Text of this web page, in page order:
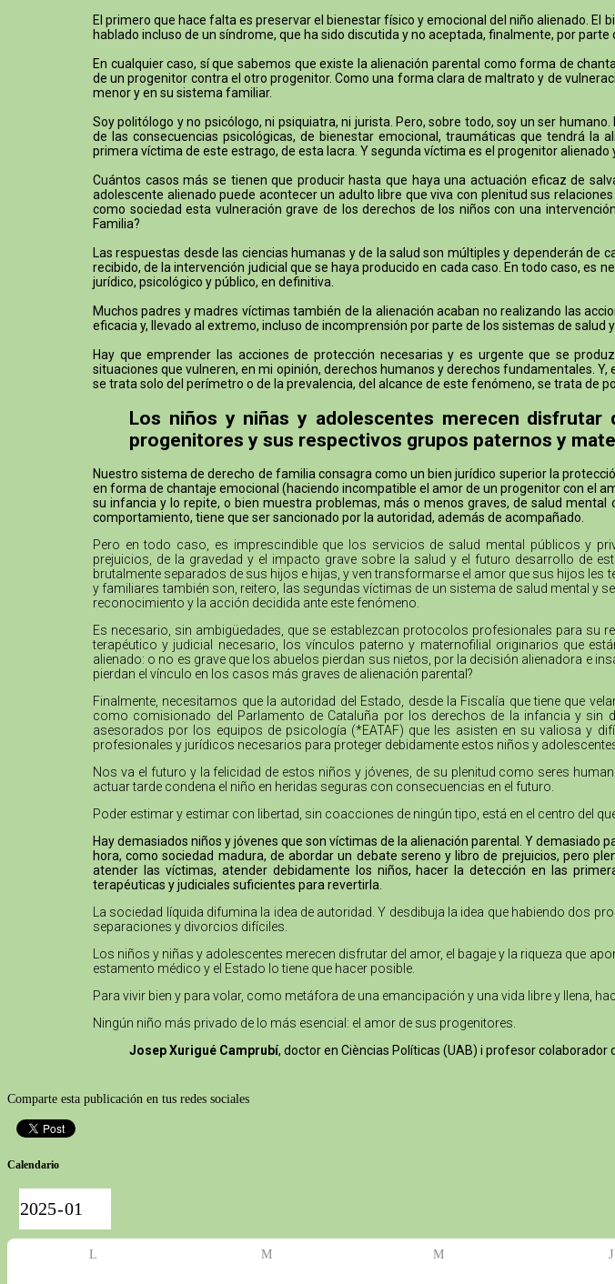
El primero que hace falta es preservar el bienestar físico y emocional del niño alienado.
hablado incluso de un síndrome, que ha sido discutida y no aceptada, finalmente, por
En cualquier caso, sí que sabemos que existe la alienación parental como forma de
de un progenitor contra el otro progenitor. Como una forma clara de maltrato y de
menor y en su sistema familiar.
Soy politólogo y no psicólogo, ni psiquiatra, ni jurista. Pero, sobre todo, soy un ser
de las consecuencias psicológicas, de bienestar emocional, traumáticas que tendrá
primera víctima de este estrago, de esta lacra. Y segunda víctima es el progenitor alienado
Cuántos casos más se tienen que producir hasta que haya una actuación eficaz de
adolescente alienado puede acontecer un adulto libre que viva con plenitud sus
como sociedad esta vulneración grave de los derechos de los niños con una
Familia?
Las respuestas desde las ciencias humanas y de la salud son múltiples y dependerán
recibido, de la intervención judicial que se haya producido en cada caso. En todo caso,
jurídico, psicológico y público, en definitiva.
Muchos padres y madres víctimas también de la alienación acaban no realizando las
eficacia y, llevado al extremo, incluso de incomprensión por parte de los sistemas de salud
Hay que emprender las acciones de protección necesarias y es urgente que se
situaciones que vulneren, en mi opinión, derechos humanos y derechos fundamentales.
se trata solo del perímetro o de la prevalencia, del alcance de este fenómeno, se trata de
Los niños y niñas y adolescentes merecen
progenitores y sus respectivos grupos paternos y
Nuestro sistema de derecho de familia consagra como un bien jurídico superior la
en forma de chantaje emocional (haciendo incompatible el amor de un progenitor con el
su infancia y lo repite, o bien muestra problemas, más o menos graves, de salud
comportamiento, tiene que ser sancionado por la autoridad, además de acompañado.
Pero en todo caso, es imprescindible que los servicios de salud mental públicos y
prejuicios, de la gravedad y el impacto grave sobre la salud y el futuro desarrollo de
brutalmente separados de sus hijos e hijas, y ven transformarse el amor que sus hijos
y familiares también son, reitero, las segundas víctimas de un sistema de salud mental y
reconocimiento y la acción decidida ante este fenómeno.
Es necesario, sin ambigüedades, que se establezcan protocolos profesionales para
terapéutico y judicial necesario, los vínculos paterno y maternofilial originarios que
alienado: o no es grave que los abuelos pierdan sus nietos, por la decisión alienadora e
pierdan el vínculo en los casos más graves de alienación parental?
Finalmente, necesitamos que la autoridad del Estado, desde la Fiscalía que tiene que
como comisionado del Parlamento de Cataluña por los derechos de la infancia y sin
asesorados por los equipos de psicología (*EATAF) que les asisten en su valiosa y
profesionales y jurídicos necesarios para proteger debidamente estos niños y
Nos va el futuro y la felicidad de estos niños y jóvenes, de su plenitud como seres
actuar tarde condena el niño en heridas seguras con consecuencias en el futuro.
Poder estimar y estimar con libertad, sin coacciones de ningún tipo, está en el centro del
Hay demasiados niños y jóvenes que son víctimas de la alienación parental. Y
hora, como sociedad madura, de abordar un debate sereno y libro de prejuicios, pero
atender las víctimas, atender debidamente los niños, hacer la detección en las
terapéuticas y judiciales suficientes para revertirla.
La sociedad líquida difumina la idea de autoridad. Y desdibuja la idea que habiendo dos
separaciones y divorcios difíciles.
Los niños y niñas y adolescentes merecen disfrutar del amor, el bagaje y la riqueza que
estamento médico y el Estado lo tiene que hacer posible.
Para vivir bien y para volar, como metáfora de una emancipación y una vida libre y llena,
Ningún niño más privado de lo más esencial: el amor de sus progenitores.
Josep Xurigué Camprubí, doctor en Cièncias Políticas (UAB) i profesor colaborador
Comparte esta publicación en tus redes sociales
Calendario
L M M J